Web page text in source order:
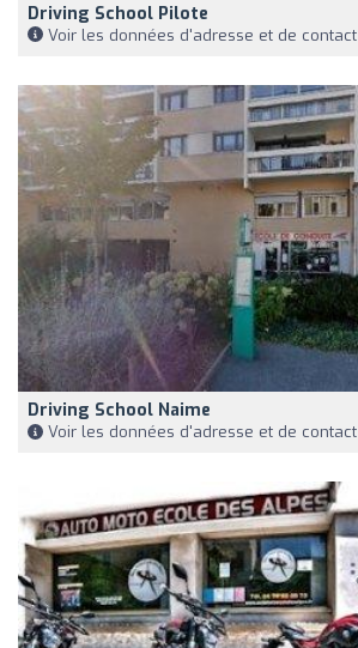
Driving School Pilote
Voir les données d'adresse et de contact
Driving School Naime
Voir les données d'adresse et de contact